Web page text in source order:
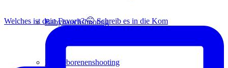
Babybauchshooting
Neugeborenenshooting
Welches ist dein Favorit? 🤭 Schreib es in die Kom